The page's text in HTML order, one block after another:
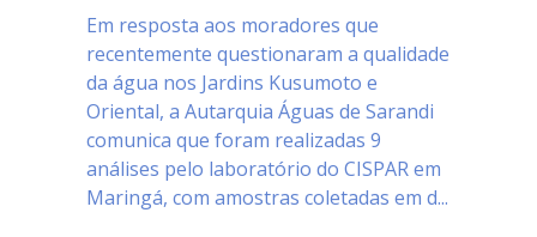
Em resposta aos moradores que
recentemente questionaram a qualidade
da água nos Jardins Kusumoto e
Oriental, a Autarquia Águas de Sarandi
comunica que foram realizadas 9
análises pelo laboratório do CISPAR em
Maringá, com amostras coletadas em d...